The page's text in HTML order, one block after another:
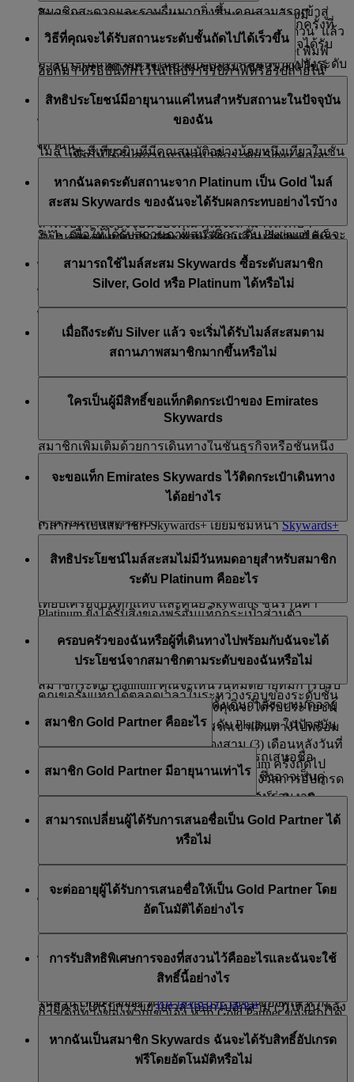
สมาชิกสะดวกและราบรื่นมากยิ่งขึ้น คุณสามารถเข้าสู่
ระบบ ไปที่ ‘ภาพรวมของฉัน’ เลื่อนลงไปที่ ‘ลิงก์ด่วน’ แล้ว
คลิกที่
จากนั้นเพิ่มลงใน Apple Wallet พิมพ์
ออกมา หรือบันทึกไว้ในไลบรารีรูปภาพหรือรูปถ่ายใน
อุปกรณ์เพื่อเปิดดูได้ทันที
ในช่วงระยะเวลาการทบทวน 12 เดือน คุณจะต้องมี
คุณสมบัติตรงตามเกณฑ์สถานะด้านล่างนี้
ระดับ Silver: สถานะไมล์สะสมของสมาชิก 25,000 ไมล์
ระดับ Gold: สถานะไมล์สะสมของสมาชิก 50,000 ไมล์
ไมล์ และมีเที่ยวบินที่มีคุณสมบัติอย่างน้อยหนึ่งเที่ยวในชั้น
หากคุณมีสถานะไมล์สะสมของสมาชิกครบตามที่กำหนด
สำหรับสถานะปัจจุบันของคุณ คุณจะสามารถรักษา
สถานะเดิมไว้ได้ หากไม่ถึงเกณฑ์ คุณจะถูกลดสถานะ
ทุกครั้งที่มีการทบทวนสถานะและคุณยังคงรักษาสถานะ
เราจะประเมินว่าคุณพร้อมเลื่อนสถานะหรือไม่ทุกครั้งที่
คุณได้รับสถานะไมล์สะสมของสมาชิก คุณจึงอาจได้รับ
การประเมินหลายครั้งในหนึ่งปี ในการเลื่อนขึ้นไปยังระดับ
มากพอในช่วง 12 เดือนที่ผ่านมา ซึ่งเป็นรอบการประเมิน
เพื่อให้ได้รับสถานภาพสมาชิกระดับ Silver คุณจะ
ต้องมีสถานะไมล์สะสมของสมาชิก 25,000 ไมล์
เพื่อให้ได้รับสถานภาพสมาชิกระดับ Gold คุณจะ
เพื่อให้ได้รับสถานภาพสมาชิกระดับ Platinum คุณจะ
ต้องมีสถานะไมล์สะสมของสมาชิก 150,000 ไมล์
และมีเที่ยวบินที่มีคุณสมบัติอย่างน้อยหนึ่งเที่ยวใน
ชั้นหนึ่งหรือชั้นธุรกิจ
โปรดตรวจสอบหน้า ภาพรวมของฉันเพื่อดูข้อมูลเกี่ยวกับ
สถานภาพสมาชิกของคุณและช่วงวันที่ทบทวนสถานะที่
สถานะไมล์สะสมของสมาชิกเพียงพอ
วิธีที่คุณจะได้รับสถานะระดับชั้นถัดไปได้เร็วขึ้น
กับสายการบินเอมิเรตส์และ flydubai - ยิ่งเดินทางมากเท่า
ไหร่ คุณก็จะได้รับสถานะไมล์สะสมของสมาชิกมากขึ้น
เท่านั้น
จำนวนสถานะไมล์สะสมของสมาชิกที่คุณได้รับจะขึ้นอยู่
กับประเภทค่าโดยสารในชั้นโดยสารที่คุณเลือก ประเภท
ให้ไมล์สะสมมากกว่า และช่วยให้คุณเลื่อนสถานะได้เร็ว
ขึ้น หากต้องการทราบข้อมูลเพิ่มเติมเกี่ยวกับประเภทค่า
โดยสารที่มีในแต่ละชั้นโดยสาร คุณสามารถเยี่ยมชม
นอกจากนี้ หากคุณสมัครแพ็กเกจพรีเมียมของ Skywards+
คุณจะได้รับสถานะไมล์สะสมของสมาชิกเพิ่มขึ้น 20%
สิทธิประโยชน์มีอายุนานแค่ไหนสำหรับสถานะในปัจจุบัน
ของฉัน
เดือน
ที่ 15 ตุลาคม 2026 วันที่พิจารณาสถานะจะเป็นวันที่ 31
ตุลาคม 2027 ซึ่งหมายความว่าคุณสามารถใช้สิทธิ
ประโยชน์ระดับ Silver ได้จนถึงสิ้นเดือนตุลาคม 2027
การพิจารณาสถานะจะดำเนินการในช่วงสิ้นเดือนของทุก
เดือน
หากฉันลดระดับสถานะจาก Platinum เป็น Gold ไมล์
สะสม Skywards ของฉันจะได้รับผลกระทบอย่างไรบ้าง
ไมล์สะสม Skywards ใด ๆ ที่ยังไม่มีการแลกรับของรางวัล
และได้รับการขยายเวลาในบัญชีของคุณเมื่อครั้งยังอยู่ใน
สถานะ Platinum จะหมดอายุโดยอัตโนมัติ
เมื่อใดก็ตามที่คุณแลกไมล์สะสมเพื่อรับของรางวัล ไมล์ที่
หักจากบัญชีของคุณจะเป็นไมล์ที่อยู่ในบัญชีของคุณนาน
ที่สุดเสมอ วิธีการนี้ช่วยลดโอกาสที่คุณจะสูญเสียไมล์
สะสมได้มากที่สุด
สามารถใช้ไมล์สะสม Skywards ซื้อระดับสมาชิก
Silver, Gold หรือ Platinum ได้หรือไม่
สะสมของสมาชิกเท่านั้น
เมื่อถึงระดับ Silver แล้ว จะเริ่มได้รับไมล์สะสมตาม
สถานภาพสมาชิกมากขึ้นหรือไม่
สำหรับการเป็นสมาชิกระดับ Silver Gold หรือ Platinum
อย่างไรก็ตาม คุณสามารถได้รับไมล์สะสมตามสถานภาพ
สมาชิกเพิ่มเติมด้วยการเดินทางในชั้นธุรกิจหรือชั้นหนึ่ง
หรือเลือกค่าโดยสาร Flex หรือ Flex Plus นอกจากนี้ หาก
คุณสมัครแพ็กเกจพรีเมียมของ Skywards+ คุณจะได้รับ
สถานะไมล์สะสมของสมาชิกเพิ่มขึ้น 20% ตลอดระยะ
เวลาการเป็นสมาชิก Skywards+ เยี่ยมชมหน้าSkywards+
ใครเป็นผู้มีสิทธิ์ขอแท็กติดกระเป๋าของ Emirates
Skywards
กระเป๋าส่วนตัวของคุณเองได้สองชิ้นต่อรอบการเป็น
สมาชิกของคุณ สมาชิก Skywards Skysurfers ไม่ได้รับสิทธิ์
สำหรับแท็กติดกระเป๋า
สมาชิกระดับ Silver, Gold และ Platinum สามารถพิมพ์แท็ก
กระเป๋าได้ที่ห้องรับรองผู้โดยสารชั้นธุรกิจที่อาคารผู้
Platinum ยังได้รับสิ่งของพร้อมแท็กกระเป๋าส่วนตัว
จะขอแท็ก Emirates Skywards ไว้ติดกระเป๋าเดินทาง
ได้อย่างไร
Gold คุณสามารถรับแท็กจากทีมงาน Skywards ได้ที่ท่า
อากาศยานดูไบ (ห้องรับรองผู้โดยสารชั้นธุรกิจในอาคาร
เทียบเครื่องบินทุกแห่ง และศูนย์ Skywards ชั้นร้านค้า
ระดับ Platinum คุณจะได้รับแท็กกระเป๋าของคุณในชุด
Skywards ที่จัดส่งถึงคุณ
คุณขอรับแท็กได้ตลอดเวลาในระหว่างรอบของระดับชั้น
ของคุณ
สิทธิประโยชน์ไมล์สะสมไม่มีวันหมดอายุสำหรับสมาชิก
ระดับ Platinum คืออะไร
ทั้งหมดของสมาชิกระดับ Platinum จะไม่มีวันหมดอายุ
ตราบเท่าที่สมาชิกยังคงระดับ Platinum ไว้อยู่ หากคุณเป็น
สมาชิกระดับ Platinum คุณจะเห็นวันหมดอายุที่มีการปรับ
แก้ทุกครั้งที่ไมล์สะสม Skywards ดั้งเดิมกำลังจะหมดอายุ
ในระหว่างรอบการเป็นสมาชิกระดับ Platinum ในปัจจุบัน
ของคุณ การปรับแก้วันที่นี้จะแสดงสาม (3) เดือนหลังวันที่
มีการทบทวนการเป็นสมาชิกระดับ Platinum ครั้งถัดไป
เช่น หากสมาชิกระดับ Platinum (ที่มีวันทบทวนระดับชั้น
ครั้งถัดไปในวันที่ 31 ธันวาคม 2026) มีไมล์สะสม
หมดอายุที่แก้ไขแล้วเป็นวันที่ 31 มีนาคม 2027 (นับเป็น 3
เดือนหลังจากวันทบทวนระดับชั้นที่กำลังจะมาถึง)
ในลักษณะเดียวกัน เมื่อสมาชิกระดับ Platinum ที่คงสถานะ
Platinum ไว้อีกหนึ่งปี ไมล์สะสม Skywards ที่ยังไม่ได้ใช้ใด
ๆ ที่ขยายเวลาจากรอบการเป็นสมาชิกระดับ Platinum ครั้ง
ล่าสุด จะได้รับการขยายเวลาออกไปอีกสาม (3) เดือน หลัง
ที่ไมล์สะสม Skywards ซึ่งได้รับการขยายเวลาในบัญชีของ
สมาชิกระดับ Platinum จะหมดอายุคือหากและเมื่อสมาชิก
ครอบครัวของฉันหรือผู้ที่เดินทางไปพร้อมกับฉันจะได้
ประโยชน์จากสมาชิกตามระดับของฉันหรือไม่
มีหลายวิธีที่เพื่อนร่วมเดินทางของคุณจะได้รับประโยชน์
จากการเป็นสมาชิกของคุณเมื่อพวกเขาเดินทางไปพร้อม
กับคุณ
สมาชิก Emirates Skywards สามารถขอรางวัลการอัปเกรด
ทันทีด้วยไมล์สะสม Skywards ที่เคาน์เตอร์เช็คอินหรือบน
เครื่องบิน สำหรับผู้ร่วมเดินทางในเที่ยวบินเดียวกัน
ทางในเที่ยวบินเดียวกันเข้าใช้ห้องรับรองผู้โดยสารได้ โดย
ใช้สิทธิ์พาผู้ติดตามฟรี หรือซื้อสิทธิ์เข้าใช้ห้องรับรองผู้
ได้รับประโยชน์จากบริการส่งสัมภาระพิเศษ ทั้งนี้ขึ้นอยู่กับ
ความพร้อมในการบริการ
สมาชิก Gold Partner คืออะไร
สมาชิก Emirates Skywards ที่มีสิทธิ์สามารถเสนอชื่อ
สมาชิกรายอื่นเพื่อเป็นสมาชิกระดับ Gold ซึ่งอาจเป็นคู่
สมรส สมาชิกในครอบครัว เพื่อน หรือเพื่อนร่วมงาน
สมาชิกที่เสนอชื่อจะต้องเลือก Gold Partner ของตนภายใน
รอบของระดับชั้น 12 เดือน สมาชิกที่ประสงค์จะเสนอชื่อ
ประโยชน์ของสมาชิกในบัญชีของตน
สมาชิก Gold Partner มีอายุนานเท่าไร
ตราบเท่าที่สมาชิกที่เสนอชื่อยังคงสถานภาพสมาชิกระดับ
Platinum ของตนไว้ได้ อย่างไรก็ตาม หากสมาชิกที่เสนอ
ชื่อถูกลดขั้นลง Gold Partner จะยังคงรักษาสถานะระดับ
Gold ของตนได้จนกว่าจะถึงวันที่ทบทวนระดับชั้นครั้งต่อ
ไป ซึ่งเมื่อถึงเวลาดังกล่าว สมาชิกจะยังคงสถานะระดับ
สามารถเปลี่ยนผู้ได้รับการเสนอชื่อเป็น Gold Partner ได้
หรือไม่
สมาชิกระดับ Platinum โดยที่คุณต้องครบรอบของระดับ
ชั้น Gold Partner ของคุณเองก่อน โปรดตรวจสอบให้แน่ใจ
ว่า ไม่มีการทำเครื่องหมายถูกในช่องต่ออายุโดยอัตโนมัติ
ในส่วน Gold Partner ของหน้าสิทธิประโยชน์เราขอ
แนะนำให้คุณเสนอชื่อคนที่มีโอกาสน้อยที่จะได้สัมผัสกับ
การเดินทางของพวกเขาเอง หาก Gold Partner ของคุณได้
รับสถานะ Platinum ด้วยตนเอง คุณก็สามารถเสนอชื่อ
Gold Partner รายใหม่ได้
จะต่ออายุผู้ได้รับการเสนอชื่อให้เป็น Gold Partner โดย
อัตโนมัติได้อย่างไร
อัตโนมัติได้ทุกเมื่อภายในรอบของสถานะ ด้วยการทำ
เครื่องหมายถูกในช่องทำเครื่องหมายต่ออายุโดยอัตโนมัติ
ในส่วน Gold Partner ที่หน้าสิทธิประโยชน์ของคุณ หาก
เครื่องหมายถูกที่ช่องต่ออายุอัตโนมัติ หลังจากครบรอบ
ของสถานะของ Gold Partner ในปัจจุบันแล้ว คุณจะ
การรับสิทธิพิเศษการจองที่สงวนไว้คืออะไรและฉันจะใช้
สิทธิ์นี้อย่างไร
เดินทางในเที่ยวบินของสายการบินเอมิเรตส์ที่เต็มแล้ว เรา
จะรับประกันที่นั่งชั้นประหยัดในเที่ยวบินที่คุณเลือก*
หากฉันเป็นสมาชิก Skywards ฉันจะได้รับสิทธิ์อัปเกรด
ฟรีโดยอัตโนมัติหรือไม่